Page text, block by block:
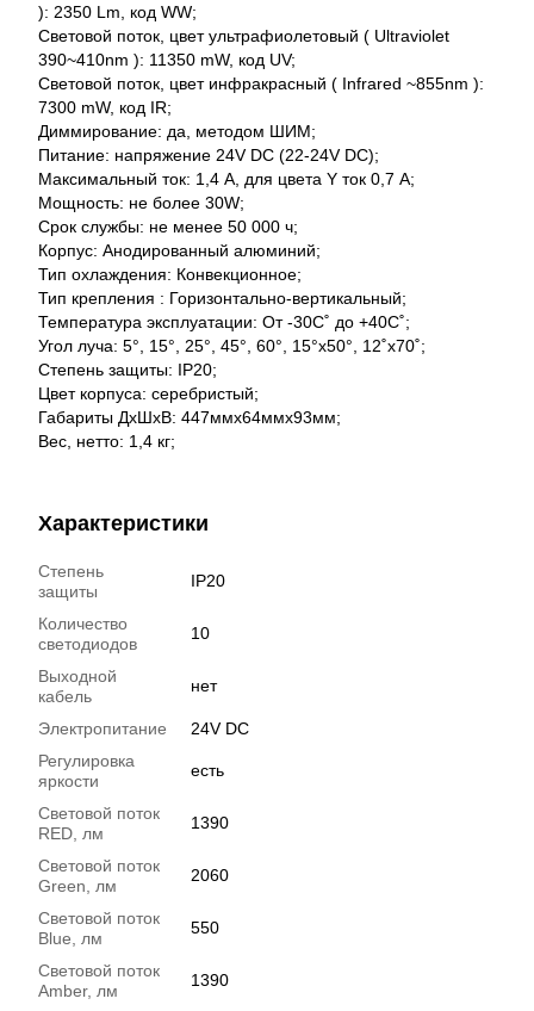
): 2350 Lm, код WW;
Световой поток, цвет ультрафиолетовый ( Ultraviolet
390~410nm ): 11350 mW, код UV;
Световой поток, цвет инфракрасный ( Infrared ~855nm ):
7300 mW, код IR;
Диммирование: да, методом ШИМ;
Питание: напряжение 24V DC (22-24V DC);
Максимальный ток: 1,4 А, для цвета Y ток 0,7 А;
Мощность: не более 30W;
Срок службы: не менее 50 000 ч;
Корпус: Анодированный алюминий;
Тип охлаждения: Конвекционное;
Тип крепления : Горизонтально-вертикальный;
Температура эксплуатации: От -30С˚ до +40С˚;
Угол луча: 5°, 15°, 25°, 45°, 60°, 15°x50°, 12˚x70˚;
Степень защиты: IP20;
Цвет корпуса: серебристый;
Габариты ДхШхВ: 447ммх64ммх93мм;
Вес, нетто: 1,4 кг;
Характеристики
Степень
защиты
IP20
Количество
светодиодов
10
Выходной
кабель
нет
Электропитание
24V DC
Регулировка
яркости
есть
Световой поток
RED, лм
1390
Световой поток
Green, лм
2060
Световой поток
Blue, лм
550
Световой поток
Amber, лм
1390